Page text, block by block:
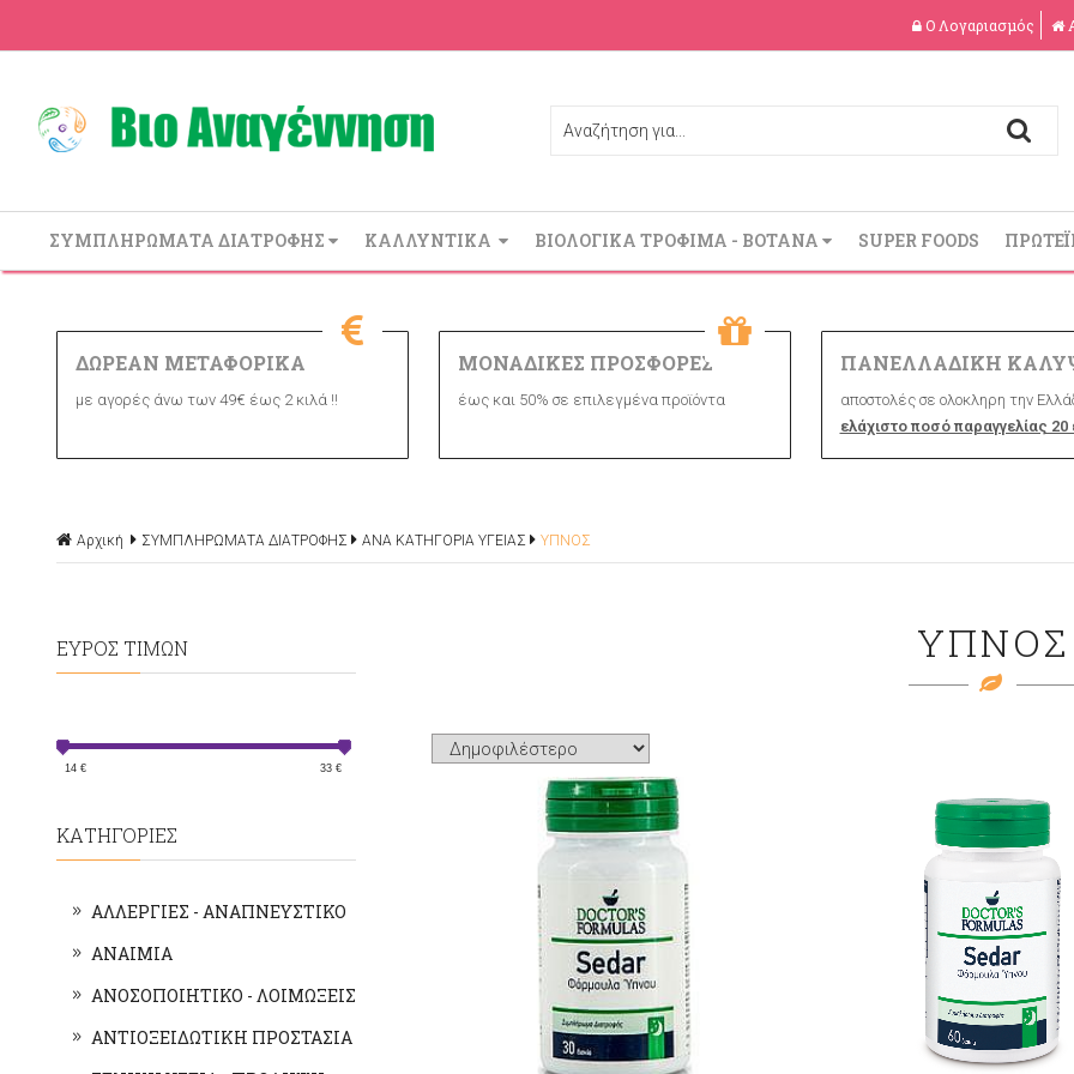
Ο Λογαριασμός
ΣΥΜΠΛΗΡΩΜΑΤΑ ΔΙΑΤΡΟΦΗΣ ΚΑΛΛΥΝΤΙΚΑ ΒΙΟΛΟΓΙΚΑ ΤΡΟΦΙΜΑ - ΒΟΤΑΝΑ SUPER FOODS
ΔΩΡΕΑΝ ΜΕΤΑΦΟΡΙΚΑ
με αγορές άνω των 49€ έως 2 κιλά !!
ΜΟΝΑΔΙΚΕΣ ΠΡΟΣΦΟΡΕΣ
έως και 50% σε επιλεγμένα προϊόντα
ΠΑΝΕΛΛΑΔΙΚΗ
αποστολές σε ολοκληρη την
ελάχιστο ποσό παραγγελίας
Αρχική ΣΥΜΠΛΗΡΩΜΑΤΑ ΔΙΑΤΡΟΦΗΣ ΑΝΑ ΚΑΤΗΓΟΡΙΑ ΥΓΕΙΑΣ ΥΠΝΟΣ
ΕΥΡΟΣ ΤΙΜΩΝ
14 € 33 €
ΚΑΤΗΓΟΡΙΕΣ
ΑΛΛΕΡΓΙΕΣ - ΑΝΑΠΝΕΥΣΤΙΚΟ
ΑΝΑΙΜΙΑ
ΑΝΟΣΟΠΟΙΗΤΙΚΟ - ΛΟΙΜΩΞΕΙΣ
ΑΝΤΙΟΞΕΙΔΩΤΙΚΗ ΠΡΟΣΤΑΣΙΑ
ΥΠΝΟΣ